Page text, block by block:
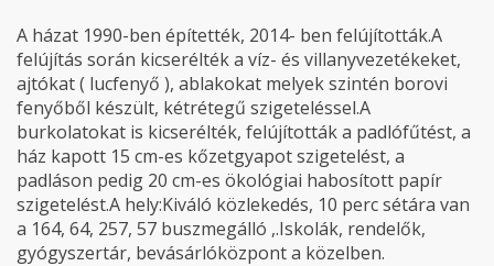
A házat 1990-ben építették, 2014- ben felújították.A
felújítás során kicserélték a víz- és villanyvezetékeket,
ajtókat ( lucfenyő ), ablakokat melyek szintén borovi
fenyőből készült, kétrétegű szigeteléssel.A
burkolatokat is kicserélték, felújították a padlófűtést, a
ház kapott 15 cm-es kőzetgyapot szigetelést, a
padláson pedig 20 cm-es ökológiai habosított papír
szigetelést.A hely:Kiváló közlekedés, 10 perc sétára van
a 164, 64, 257, 57 buszmegálló ,.Iskolák, rendelők,
gyógyszertár, bevásárlóközpont a közelben.